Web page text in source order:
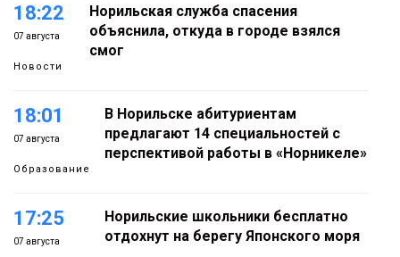
18:22
07 августа
Новости
Норильская служба спасения
объяснила, откуда в городе взялся
смог
18:01
07 августа
Образование
В Норильске абитуриентам
предлагают 14 специальностей с
перспективой работы в «Норникеле»
17:25
07 августа
Норильские школьники бесплатно
отдохнут на берегу Японского моря